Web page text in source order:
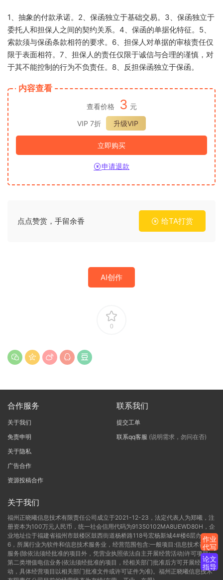
1 、抽象的付款承诺。 2、保函独立于基础交易。 3、保函独立于
委托人和担保人之间的契约关系。 4、保函的单据化特征。 5、
索款须与保函条款相符的要求。 6、担保人对单据的审核责任仅
限于表面相符。 7、担保人的责任仅限于诚信与合理的谨慎，对
于其不能控制的行为不负责任。 8、反担保函独立于保函。
内容查看
查看价格 3 元
VIP 7折
升级VIP
立即购买
申请退款
点点赞赏，手留余香 给TA打赏
AI创作
0
合作服务
关于我们
免责申明
关于隐私
广告合作
资源投稿合作
联系我们
提交工单
联系qq客服 (说明需求，勿问在否)
关于我们
福州正晓曦信息技术有限责任公司成立于2021-12-23，法定代表人为郑曦，注
册资本为100万元人民币，统一社会信用代码为91350102MA8UEWD80H，企
业地址位于福建省福州市鼓楼区鼓西街道杨桥路118号宏杨新城4#楼6层办公C-
6，所属行业为软件和信息技术服务业，经营范围包含:一般项目:信息技术咨询
服务(除依法须经批准的项目外，凭营业执照依法自主开展经营活动)许可项目:
第二类增值电信业务(依法须经批准的项目，经相关部门批准后方可开展经营活
动，具体经营项目以相关部门批准文件或许可证件为准)。福州正晓曦信息技术
作业
代写
论文
指导